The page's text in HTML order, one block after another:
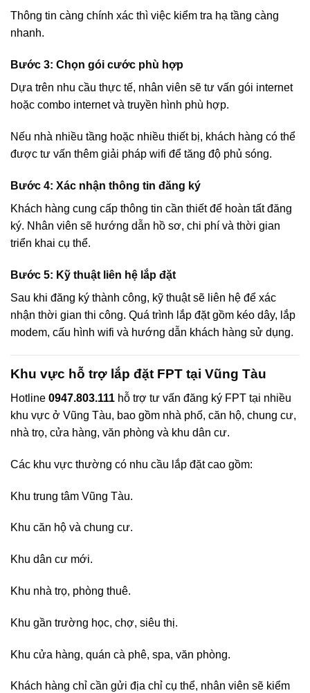
Thông tin càng chính xác thì việc kiểm tra hạ tầng càng
nhanh.
Bước 3: Chọn gói cước phù hợp
Dựa trên nhu cầu thực tế, nhân viên sẽ tư vấn gói internet
hoặc combo internet và truyền hình phù hợp.
Nếu nhà nhiều tầng hoặc nhiều thiết bị, khách hàng có thể
được tư vấn thêm giải pháp wifi để tăng độ phủ sóng.
Bước 4: Xác nhận thông tin đăng ký
Khách hàng cung cấp thông tin cần thiết để hoàn tất đăng
ký. Nhân viên sẽ hướng dẫn hồ sơ, chi phí và thời gian
triển khai cụ thể.
Bước 5: Kỹ thuật liên hệ lắp đặt
Sau khi đăng ký thành công, kỹ thuật sẽ liên hệ để xác
nhận thời gian thi công. Quá trình lắp đặt gồm kéo dây, lắp
modem, cấu hình wifi và hướng dẫn khách hàng sử dụng.
Khu vực hỗ trợ lắp đặt FPT tại Vũng Tàu
Hotline 0947.803.111 hỗ trợ tư vấn đăng ký FPT tại nhiều
khu vực ở Vũng Tàu, bao gồm nhà phố, căn hộ, chung cư,
nhà trọ, cửa hàng, văn phòng và khu dân cư.
Các khu vực thường có nhu cầu lắp đặt cao gồm:
Khu trung tâm Vũng Tàu.
Khu căn hộ và chung cư.
Khu dân cư mới.
Khu nhà trọ, phòng thuê.
Khu gần trường học, chợ, siêu thị.
Khu cửa hàng, quán cà phê, spa, văn phòng.
Khách hàng chỉ cần gửi địa chỉ cụ thể, nhân viên sẽ kiểm